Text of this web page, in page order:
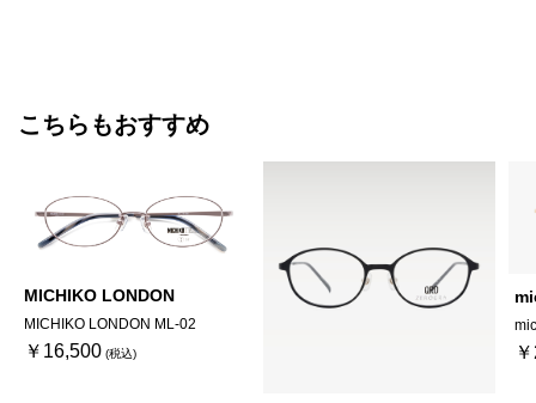
こちらもおすすめ
MICHIKO LONDON
MICHIKO LONDON ML-02
￥16,500